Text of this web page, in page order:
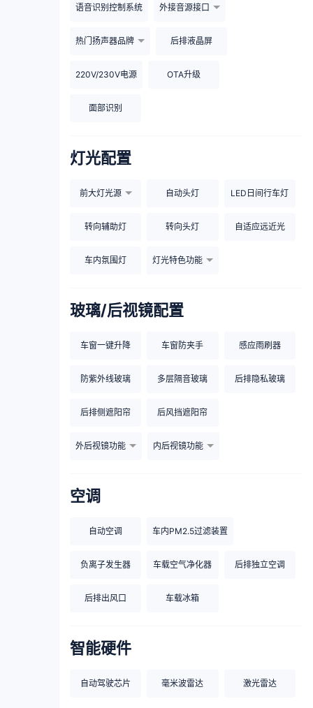
语音识别控制系统 外接音源接口
热门扬声器品牌 后排液晶屏
220V/230V电源 OTA升级
面部识别
灯光配置
前大灯光源 自动头灯 LED日间行车灯
转向辅助灯 转向头灯 自适应远近光
车内氛围灯 灯光特色功能
玻璃/后视镜配置
车窗一键升降 车窗防夹手 感应雨刷器
防紫外线玻璃 多层隔音玻璃 后排隐私玻璃
后排侧遮阳帘 后风挡遮阳帘
外后视镜功能 内后视镜功能
空调
自动空调 车内PM2.5过滤装置
负离子发生器 车载空气净化器 后排独立空调
后排出风口 车载冰箱
智能硬件
自动驾驶芯片 毫米波雷达 激光雷达